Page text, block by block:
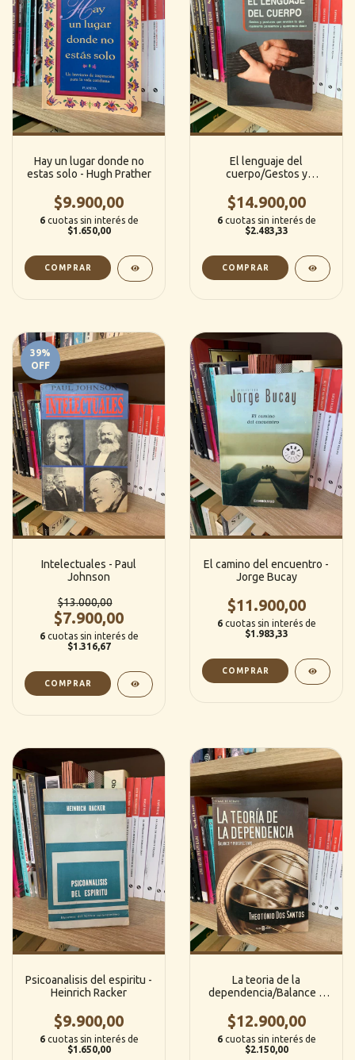
Hay un lugar donde no
estas solo - Hugh Prather
$9.900,00
6 cuotas sin interés de
$1.650,00
El lenguaje del
cuerpo/Gestos y
que realmente pensamos
y queremos decir -
$14.900,00
6 cuotas sin interés de
$2.483,33
39%
OFF
Intelectuales - Paul
Johnson
$13.000,00
$7.900,00
6 cuotas sin interés de
$1.316,67
El camino del encuentro -
Jorge Bucay
$11.900,00
6 cuotas sin interés de
$1.983,33
Psicoanalisis del espiritu -
Heinrich Racker
$9.900,00
6 cuotas sin interés de
$1.650,00
La teoria de la
dependencia/Balance y
Dos Santos
$12.900,00
6 cuotas sin interés de
$2.150,00